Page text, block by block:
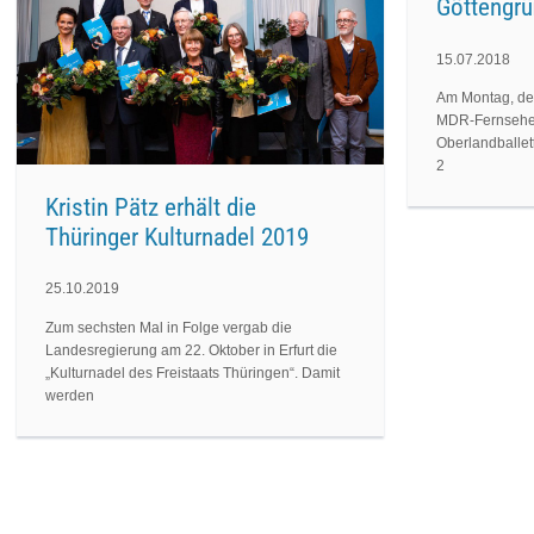
Kristin Pätz erhält die
Thüringer Kulturnadel 2019
25.10.2019
Zum sechsten Mal in Folge vergab die
Landesregierung am 22. Oktober in Erfurt die
„Kulturnadel des Freistaats Thüringen“. Damit
werden
15.07.2018
Am Montag,
MDR-
2